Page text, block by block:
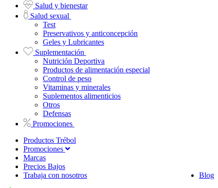
Salud y bienestar
Salud sexual
Test
Preservativos y anticoncepción
Geles y Lubricantes
Suplementación
Nutrición Deportiva
Productos de alimentación especial
Control de peso
Vitaminas y minerales
Suplementos alimenticios
Otros
Defensas
Promociones
Productos Trébol
Promociones
Marcas
Precios Bajos
Blog
Trabaja con nosotros